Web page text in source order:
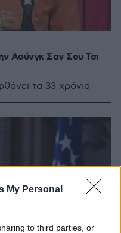
My Personal
to third parties, or
Αούνγκ Σαν Σου Τσι
τα 33 χρόνια